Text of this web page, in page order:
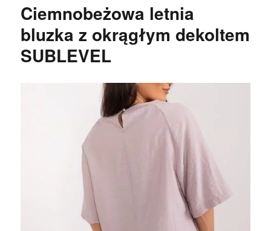
Ciemnobeżowa letnia
bluzka z okrągłym dekoltem
SUBLEVEL